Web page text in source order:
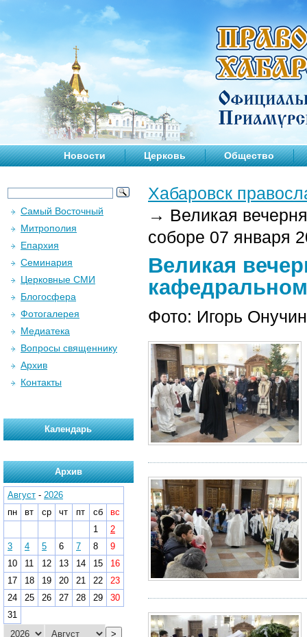
Новости Церковь Общество
Хабаровск
→ Великая
соборе 07 января
Великая
кафедральном
Фото: Игорь Онучин
Самый Восточный
Митрополия
Епархия
Семинария
Церковные СМИ
Блогосфера
Фотогалерея
Медиатека
Вопросы священнику
Архив
Контакты
Календарь
Архив
Август - 2026
пн
вт ср чт пт сб
вс
1
2
3
4 5 6 7 8
9
10
11 12 13 14 15
16
17
18 19 20 21 22
23
24
25 26 27 28 29
30
31
>